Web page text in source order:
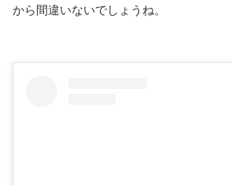
から間違いないでしょうね。